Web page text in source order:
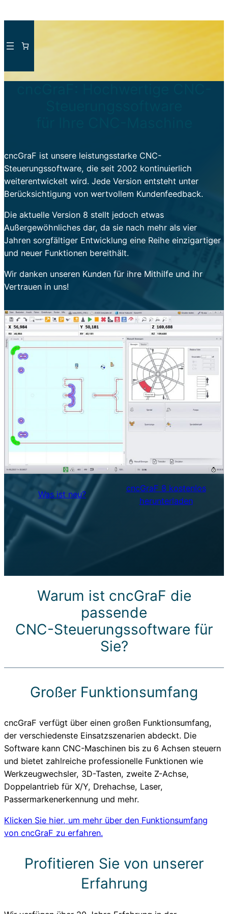
Inhalt
cncGraF ist unsere leistungsstarke CNC-
Steuerungssoftware, die seit 2002 kontinuierlich
weiterentwickelt wird. Jede Version entsteht unter
Berücksichtigung von wertvollem Kundenfeedback.
Die aktuelle Version 8 stellt jedoch etwas
Außergewöhnliches dar, da sie nach mehr als vier
Jahren sorgfältiger Entwicklung eine Reihe einzigartiger
und neuer Funktionen bereithält.
Wir danken unseren Kunden für ihre Mithilfe und ihr
Vertrauen in uns!
Was ist neu?
cncGraF 8 kostenlos
herunterladen
Warum ist cncGraF die
passende
CNC-Steuerungssoftware für
Sie?
Großer Funktionsumfang
cncGraF verfügt über einen großen Funktionsumfang,
der verschiedenste Einsatzszenarien abdeckt. Die
Software kann CNC-Maschinen bis zu 6 Achsen steuern
und bietet zahlreiche professionelle Funktionen wie
Werkzeugwechsler, 3D-Tasten, zweite Z-Achse,
Doppelantrieb für X/Y, Drehachse, Laser,
Passermarkenerkennung und mehr.
Klicken Sie hier, um mehr über den Funktionsumfang
von cncGraF zu erfahren.
Profitieren Sie von unserer
Erfahrung